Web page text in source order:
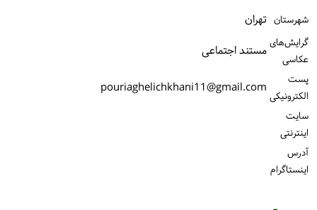
شهرستان تهران
گرایش‌های
عکاسی
مستند اجتماعی
پست
الكترونیكی pouriaghelichkhani11@gmail.com
سایت
اینترنتی
آدرس
اینستاگرام